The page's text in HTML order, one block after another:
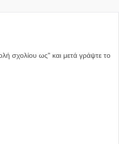
σχολίου ως" και μετά γράψτε το